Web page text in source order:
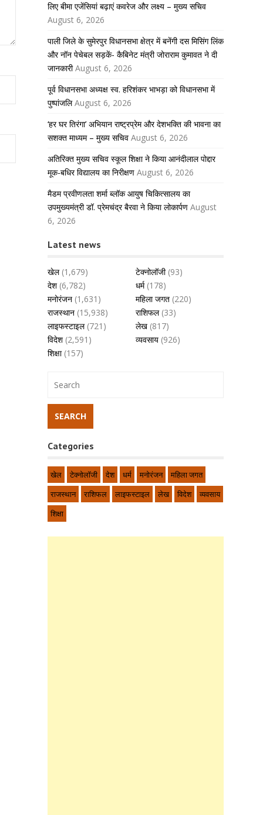
लिए बीमा एजेंसियां बढ़ाएं कवरेज और लक्ष्य – मुख्य सचिव
August 6, 2026
पाली जिले के सुमेरपुर विधानसभा क्षेत्र में बनेंगी दस मिसिंग लिंक
और नॉन पेचेबल सड़कें- कैबिनेट मंत्री जोराराम कुमावत ने दी
जानकारी August 6, 2026
पूर्व विधानसभा अध्यक्ष स्व. हरिशंकर भाभड़ा को विधानसभा में
पुष्पांजलि August 6, 2026
‘हर घर तिरंगा’ अभियान राष्ट्रप्रेम और देशभक्ति की भावना का
सशक्त माध्यम – मुख्य सचिव August 6, 2026
अतिरिक्त मुख्य सचिव स्कूल शिक्षा ने किया आनंदीलाल पोद्दार
मूक-बधिर विद्यालय का निरीक्षण August 6, 2026
मैडम प्रवीणलता शर्मा ब्लॉक आयुष चिकित्सालय का
उपमुख्यमंत्री डॉ. प्रेमचंद्र बैरवा ने किया लोकार्पण August
6, 2026
Latest news
खेल(1,679) टेक्नोलॉजी(93)
देश(6,782) धर्म(178)
मनोरंजन (1,631) महिला जगत (220)
राजस्थान (15,938) राशिफल(33)
लाइफस्टाइल(721) लेख (817)
विदेश(2,591) व्यवसाय (926)
शिक्षा(157)
Categories
खेल टेक्नोलॉजी देश धर्म मनोरंजन
महिला जगत
राजस्थान
राशिफल लाइफस्टाइल लेख विदेश
व्यवसाय
शिक्षा